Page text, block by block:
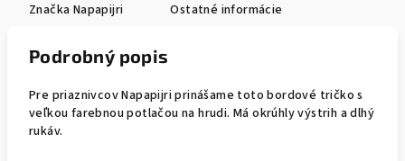
Značka Napapijri Ostatné informácie
Podrobný popis
Pre priaznivcov Napapijri prinášame toto bordové tričko s
veľkou farebnou potlačou na hrudi. Má okrúhly výstrih a dlhý
rukáv.